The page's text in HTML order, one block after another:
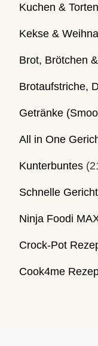
Kuchen & Torten
Kekse &
Brot, Brötchen
Brotaufstriche,
Getränke
All in One
Kunterbuntes
Schnelle
Ninja Foodi
Crock-Pot
Cook4me